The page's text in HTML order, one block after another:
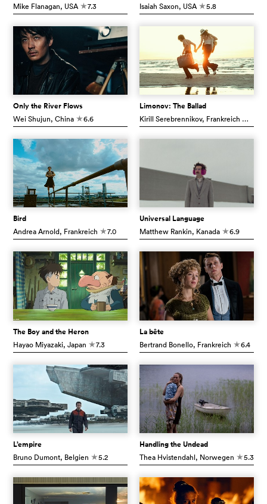
Mike Flanagan, USA c7.3 Isaiah Saxon, USA c5.8
Only the River Flows
Wei Shujun, China c6.6
Limonov: The Ballad
Kirill Serebrennikov, Frankreich
Bird
Andrea Arnold, Frankreich c7.0
Universal Language
Matthew Rankin, Kanada c6.9
The Boy and the Heron
Hayao Miyazaki, Japan c7.3
La bête
Bertrand Bonello, Frankreich c6.4
L’empire
Bruno Dumont, Belgien c5.2
Handling the Undead
Thea Hvistendahl, Norwegen c5.3